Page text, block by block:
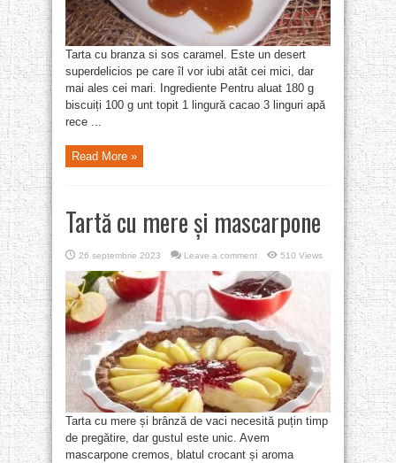
Tarta cu branza si sos caramel. Este un desert
superdelicios pe care îl vor iubi atât cei mici, dar
mai ales cei mari. Ingrediente Pentru aluat 180 g
biscuiți 100 g unt topit 1 lingură cacao 3 linguri apă
rece ...
Read More »
Tartă cu mere și mascarpone
26 septembrie 2023 Leave a comment 510 Views
Tarta cu mere și brânză de vaci necesită puțin timp
de pregătire, dar gustul este unic. Avem
mascarpone cremos, blatul crocant și aroma